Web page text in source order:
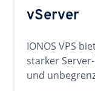
vServer
IONOS VPS
starker
und